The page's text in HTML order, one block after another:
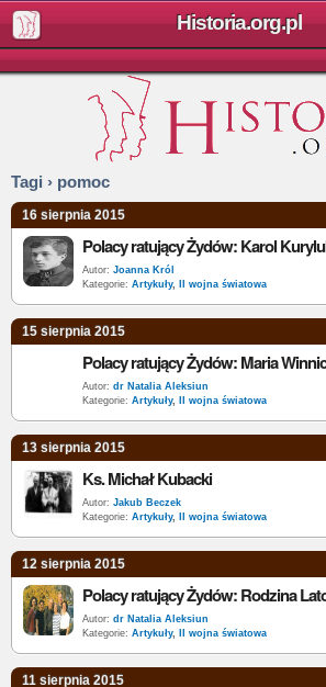
Historia.org.pl
Tagi › pomoc
16 sierpnia 2015
Polacy ratujący Żydów: Karol
Autor: Joanna Król
Kategorie: Artykuły, II wojna światowa
15 sierpnia 2015
Autor: dr Natalia Aleksiun
Kategorie: Artykuły, II wojna światowa
13 sierpnia 2015
Ks. Michał Kubacki
Autor: Jakub Beczek
Kategorie: Artykuły, II wojna światowa
12 sierpnia 2015
Polacy ratujący Żydów: Rodzina
Autor: dr Natalia Aleksiun
Kategorie: Artykuły, II wojna światowa
11 sierpnia 2015